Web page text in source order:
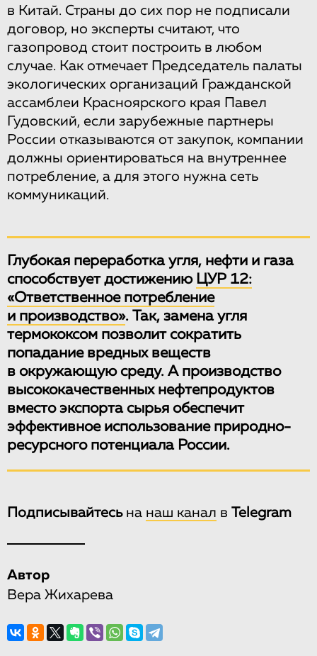
в Китай. Страны до сих пор не подписали
договор, но эксперты считают, что
газопровод стоит построить в любом
случае. Как отмечает Председатель палаты
экологических организаций Гражданской
ассамблеи Красноярского края Павел
Гудовский, если зарубежные партнеры
России отказываются от закупок, компании
должны ориентироваться на внутреннее
потребление, а для этого нужна сеть
коммуникаций.
Глубокая переработка угля, нефти и газа
способствует достижению ЦУР 12:
«Ответственное потребление
и производство». Так, замена угля
термококсом позволит сократить
попадание вредных веществ
в окружающую среду. А производство
высококачественных нефтепродуктов
вместо экспорта сырья обеспечит
эффективное использование природно-
ресурсного потенциала России.
Подписывайтесьна наш канал в Telegram
Автор
Вера Жихарева